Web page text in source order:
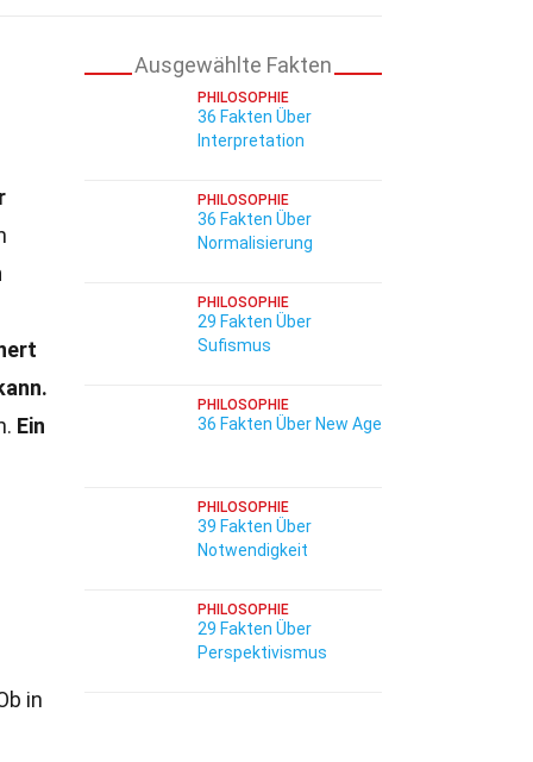
Ein
in
Ausgewählte Fakten
PHILOSOPHIE
36 Fakten Über
Interpretation
PHILOSOPHIE
36 Fakten Über
Normalisierung
PHILOSOPHIE
29 Fakten Über
Sufismus
PHILOSOPHIE
36 Fakten Über New Age
PHILOSOPHIE
39 Fakten Über
Notwendigkeit
PHILOSOPHIE
29 Fakten Über
Perspektivismus